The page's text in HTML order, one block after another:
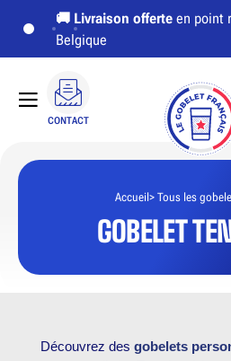
🚚 Livraison offerte en point
Belgique
CONTACT
Accueil Tous les
GOBELET
Découvrez des gobelets